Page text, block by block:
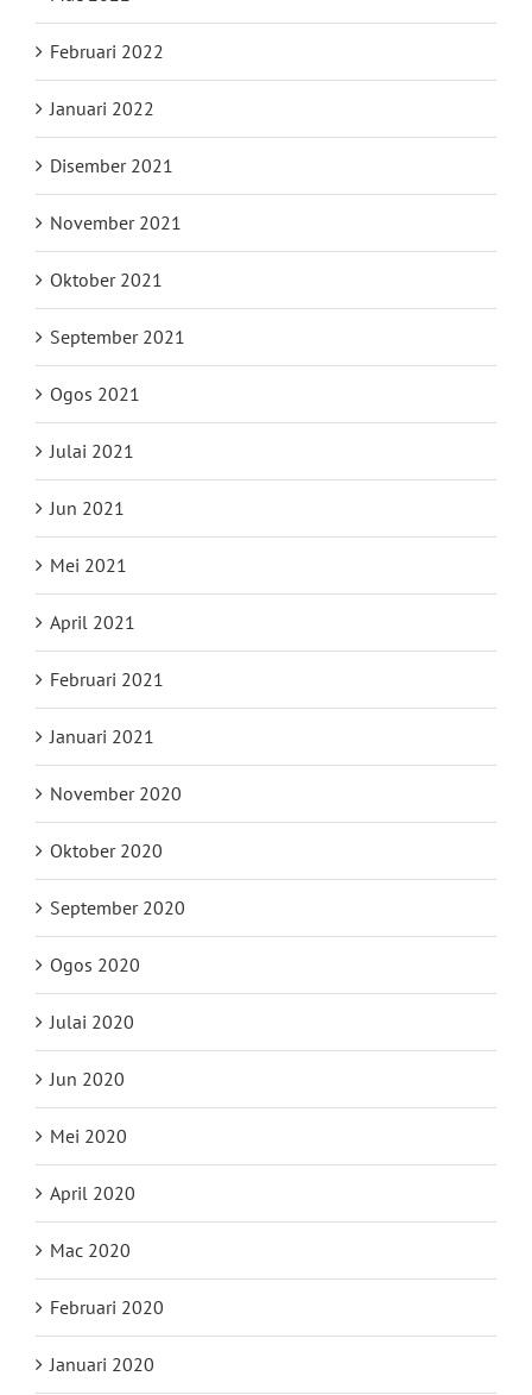
Februari 2022
Januari 2022
Disember 2021
November 2021
Oktober 2021
September 2021
Ogos 2021
Julai 2021
Jun 2021
Mei 2021
April 2021
Februari 2021
Januari 2021
November 2020
Oktober 2020
September 2020
Ogos 2020
Julai 2020
Jun 2020
Mei 2020
April 2020
Mac 2020
Februari 2020
Januari 2020